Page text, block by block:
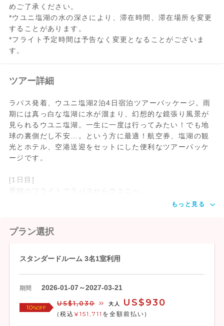
めご了承ください。
*ウユニ塩湖の水の深さにより、滞在時間、滞在場所を変更
することがあります。
*フライト予定時間は予告なく変更となることがございま
す。
ツアー詳細
ラパス発着、ウユニ塩湖2泊4日宿泊ツアーパッケージ。雨
期には真っ白な塩湖に水が溜まり、幻想的な鏡張り風景が
見られるウユニ塩湖。一生に一度は行ってみたい！でも地
球の裏側だし不安…。という方に最適！航空券、塩湖の観
光とホテル、空港送迎をセットにした便利なツアーパッケ
ージです。
[1日目]
早朝のフライトでラパスからウユニへ。
もっと見る
プラン選択
スタンダードルーム 3名1室利用
期間 2026-01-07～2027-03-21
10%OFF
US$1,030 大人 US$930
(税込 ¥151,711 を全額前払い)